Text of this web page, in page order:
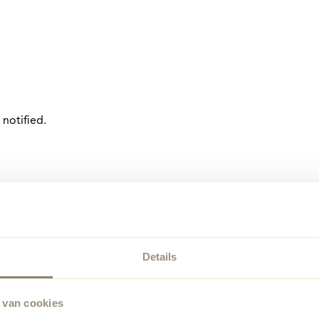
Details
cookies
notified.